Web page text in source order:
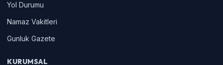
Yol Durumu
Namaz Vakitleri
Gunluk Gazete
KURUMSAL